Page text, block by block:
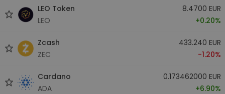
LEO Token
LEO
8.4700 EUR
+0.20%
Zcash
ZEC
433.240 EUR
-1.20%
Cardano
ADA
0.173462000 EUR
+6.90%